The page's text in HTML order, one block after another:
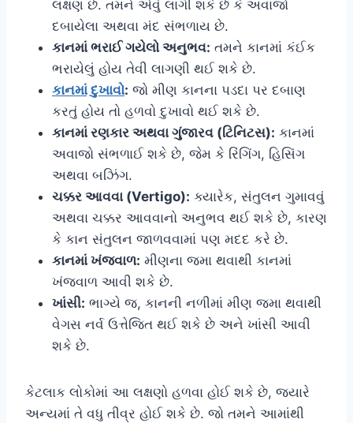
લક્ષણ છે. તમને એવું લાગી શકે છે કે અવાજો
દબાયેલા અથવા મંદ સંભળાય છે.
કાનમાં ભરાઈ ગયેલો અનુભવ: તમને કાનમાં કંઈક
ભરાયેલું હોય તેવી લાગણી થઈ શકે છે.
કાનમાં દુખાવો: જો મીણ કાનના પડદા પર દબાણ
કરતું હોય તો હળવો દુખાવો થઈ શકે છે.
કાનમાં રણકાર અથવા ગુંજારવ (ટિનિટસ): કાનમાં
અવાજો સંભળાઈ શકે છે, જેમ કે રિંગિંગ, હિસિંગ
અથવા બઝિંગ.
ચક્કર આવવા (Vertigo): ક્યારેક, સંતુલન ગુમાવવું
અથવા ચક્કર આવવાનો અનુભવ થઈ શકે છે, કારણ
કે કાન સંતુલન જાળવવામાં પણ મદદ કરે છે.
કાનમાં ખંજવાળ: મીણના જમા થવાથી કાનમાં
ખંજવાળ આવી શકે છે.
ખાંસી: ભાગ્યે જ, કાનની નળીમાં મીણ જમા થવાથી
વેગસ નર્વ ઉત્તેજિત થઈ શકે છે અને ખાંસી આવી
શકે છે.
કેટલાક લોકોમાં આ લક્ષણો હળવા હોઈ શકે છે, જ્યારે
અન્યમાં તે વધુ તીવ્ર હોઈ શકે છે. જો તમને આમાંથી